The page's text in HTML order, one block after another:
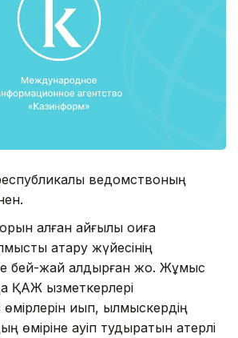
ведомствоның
алған қайғылы оқиға
атқару жүйесінің
бей-жай қалдырған жоқ. Жұмыс
ҚАЖ қызметкерлері
өмірлерін қиып, қылмыскердің
өміріне қауіп тудыратын қатерлі